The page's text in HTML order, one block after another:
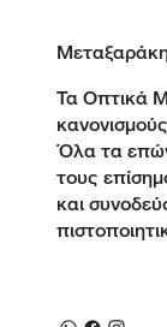
Τα Οπτικά
Όλα τα
τους
και